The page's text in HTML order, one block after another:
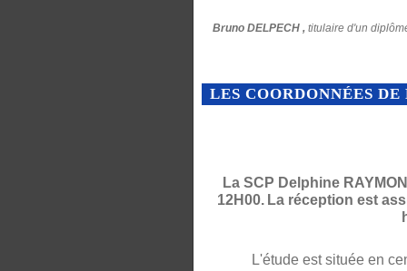
Bruno DELPECH , titulaire d'un
LES COORDONNÉES
La SCP Delphine
12H00. La réception est
L'étude est située en